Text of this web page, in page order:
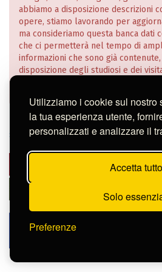
Utilizziamo i cookie sul nostro
la tua esperienza utente,
personalizzati e analizzare il
Accetta tutto
Solo
Preferenze
abbiamo a disposizione descrizioni
opere, stiamo lavorando per
ma consideriamo questa banca dati
che ci permetterà nel tempo di
informazioni che sono già
disposizione degli studiosi e dei
Istituto Centrale per la Grafica|
sala (ricercatori)|Crediti|Note